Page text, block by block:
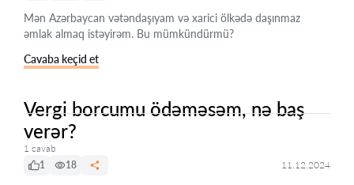
Mən Azərbaycan vətəndaşıyam və xarici ölkədə daşınmaz
əmlak almaq istəyirəm. Bu mümkündürmü?
Cavaba keçid et
Vergi borcumu ödəməsəm, nə baş
verər?
1 cavab
1
18 11.12.2024